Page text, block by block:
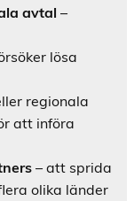
avtal –
lösa
regionala
att införa
– att sprida
olika länder